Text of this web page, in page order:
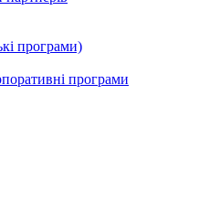
програми)
програми